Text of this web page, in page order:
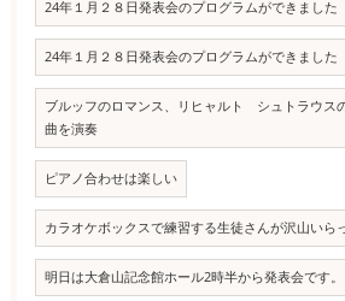
24年１月２８日発表会のプログラムができました
24年１月２８日発表会のプログラムができました
ブルッフのロマンス、リヒャルト シュトラウ
曲を演奏
ピアノ合わせは楽しい
カラオケボックスで練習する生徒さんが沢山いら
明日は大倉山記念館ホール2時半から発表会です。